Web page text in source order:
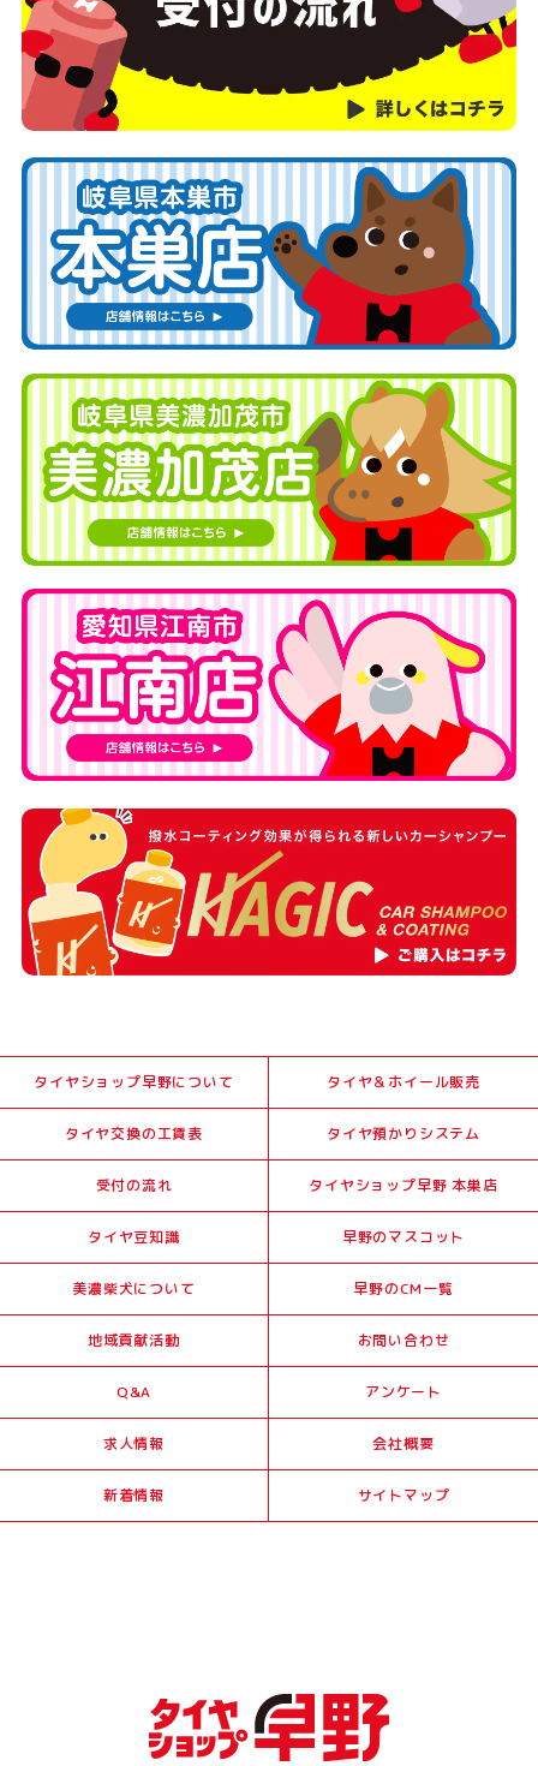
タイヤショップ早野について タイヤ＆ホイール販売
タイヤ交換の工賃表 タイヤ預かりシステム
受付の流れ タイヤショップ早野 本巣店
タイヤ豆知識 早野のマスコット
美濃柴犬について 早野のCM一覧
地域貢献活動 お問い合わせ
Q&A アンケート
求人情報 会社概要
新着情報 サイトマップ